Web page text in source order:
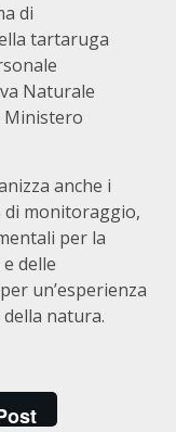
di
tartaruga
Naturale
Ministero
anche i
monitoraggio,
per la
delle
un’esperienza
natura.